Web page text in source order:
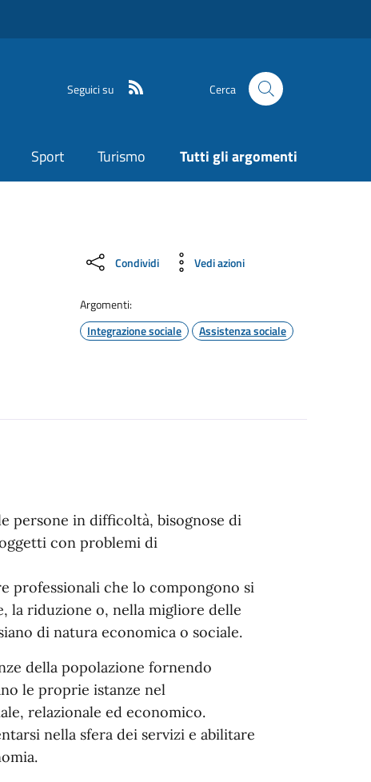
Seguici su Cerca
Sport Turismo Tutti gli argomenti
Condividi Vedi azioni
Argomenti:
Integrazione sociale
Assistenza sociale
persone in difficoltà, bisognose di
con problemi di
professionali che lo compongono si
la riduzione o, nella migliore delle
di natura economica o sociale.
della popolazione fornendo
le proprie istanze nel
relazionale ed economico.
nella sfera dei servizi e abilitare